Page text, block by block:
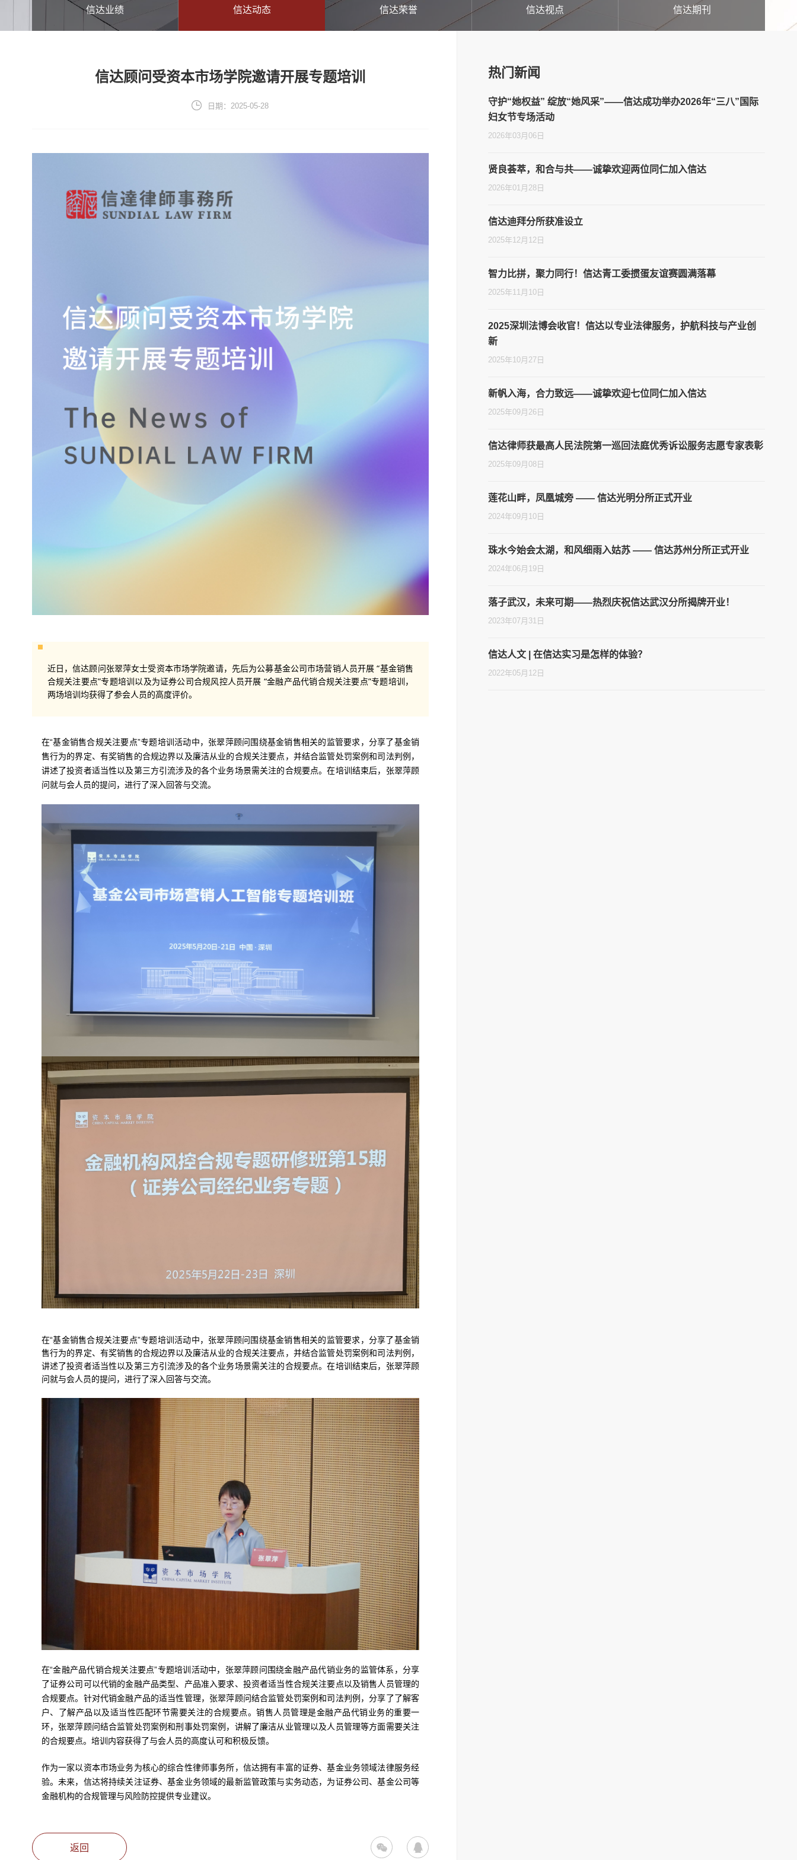
信达业绩 信达动态 信达荣誉 信达视点 信达期刊
信达顾问受资本市场学院邀请开展专题培训
日期：2025-05-28
近日，信达顾问张翠萍女士受资本市场学院邀请，先后为公募基金公司市场营销人员开展 “基金销售
合规关注要点”专题培训以及为证券公司合规风控人员开展 “金融产品代销合规关注要点”专题培训，
两场培训均获得了参会人员的高度评价。
在“基金销售合规关注要点”专题培训活动中，张翠萍顾问围绕基金销售相关的监管要求，分享了基金销
售行为的界定、有奖销售的合规边界以及廉洁从业的合规关注要点，并结合监管处罚案例和司法判例，
讲述了投资者适当性以及第三方引流涉及的各个业务场景需关注的合规要点。在培训结束后，张翠萍顾
问就与会人员的提问，进行了深入回答与交流。
在“基金销售合规关注要点”专题培训活动中，张翠萍顾问围绕基金销售相关的监管要求，分享了基金销
售行为的界定、有奖销售的合规边界以及廉洁从业的合规关注要点，并结合监管处罚案例和司法判例，
讲述了投资者适当性以及第三方引流涉及的各个业务场景需关注的合规要点。在培训结束后，张翠萍顾
问就与会人员的提问，进行了深入回答与交流。
在“金融产品代销合规关注要点”专题培训活动中，张翠萍顾问围绕金融产品代销业务的监管体系，分享
了证券公司可以代销的金融产品类型、产品准入要求、投资者适当性合规关注要点以及销售人员管理的
合规要点。针对代销金融产品的适当性管理，张翠萍顾问结合监管处罚案例和司法判例，分享了了解客
户、了解产品以及适当性匹配环节需要关注的合规要点。销售人员管理是金融产品代销业务的重要一
环，张翠萍顾问结合监管处罚案例和刑事处罚案例，讲解了廉洁从业管理以及人员管理等方面需要关注
的合规要点。培训内容获得了与会人员的高度认可和积极反馈。
作为一家以资本市场业务为核心的综合性律师事务所，信达拥有丰富的证券、基金业务领域法律服务经
验。未来，信达将持续关注证券、基金业务领域的最新监管政策与实务动态，为证券公司、基金公司等
金融机构的合规管理与风险防控提供专业建议。
返回
热门新闻
守护“她权益” 绽放“她风采”——信达成功举办2026年“三八”国际
妇女节专场活动
2026年03月06日
贤良荟萃，和合与共——诚挚欢迎两位同仁加入信达
2026年01月28日
信达迪拜分所获准设立
2025年12月12日
智力比拼，聚力同行！信达青工委掼蛋友谊赛圆满落幕
2025年11月10日
2025深圳法博会收官！信达以专业法律服务，护航科技与产业创
新
2025年10月27日
新帆入海，合力致远——诚挚欢迎七位同仁加入信达
2025年09月26日
信达律师获最高人民法院第一巡回法庭优秀诉讼服务志愿专家表彰
2025年09月08日
莲花山畔，凤凰城旁 —— 信达光明分所正式开业
2024年09月10日
珠水今始会太湖，和风细雨入姑苏 —— 信达苏州分所正式开业
2024年06月19日
落子武汉，未来可期——热烈庆祝信达武汉分所揭牌开业！
2023年07月31日
信达人文 | 在信达实习是怎样的体验？
2022年05月12日